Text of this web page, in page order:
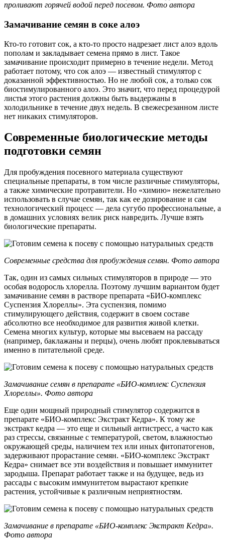
проливают горячей водой перед посевом. Фото автора
Замачивание семян в соке алоэ
Кто-то готовит сок, а кто-то просто надрезает лист алоэ вдоль
пополам и закладывает семена прямо в лист. Такое
замачивание происходит примерно в течение недели. Метод
работает потому, что сок алоэ — известный стимулятор с
доказанной эффективностью. Но не любой сок, а только сок
биостимулированного алоэ. Это значит, что перед процедурой
листья этого растения должны быть выдержаны в
холодильнике в течение двух недель. В свежесрезанном листе
нет никаких стимуляторов.
Современные биологические методы
подготовки семян
Для пробуждения посевного материала существуют
специальные препараты, в том числе различные стимуляторы,
а также химические протравители. Но «химию» нежелательно
использовать в случае семян, так как ее дозирование и сам
технологический процесс — дела сугубо профессиональные, а
в домашних условиях велик риск навредить. Лучше взять
биологические препараты.
Современные средства для пробуждения семян. Фото автора
Так, один из самых сильных стимуляторов в природе — это
особая водоросль хлорелла. Поэтому лучшим вариантом будет
замачивание семян в растворе препарата «БИО-комплекс
Суспензия Хлореллы». Эта суспензия, помимо
стимулирующего действия, содержит в своем составе
абсолютно все необходимое для развития живой клетки.
Семена многих культур, которые мы высеваем на рассаду
(например, баклажаны и перцы), очень любят проклевываться
именно в питательной среде.
Замачивание семян в препарате «БИО-комплекс Суспензия
Хлореллы». Фото автора
Еще один мощный природный стимулятор содержится в
препарате «БИО-комплекс Экстракт Кедра». К тому же
экстракт кедра — это еще и сильный антистресс, а часто как
раз стрессы, связанные с температурой, светом, влажностью
окружающей среды, наличием тех или иных фитопатогенов,
задерживают прорастание семян. «БИО-комплекс Экстракт
Кедра» снимает все эти воздействия и повышает иммунитет
зародыша. Препарат работает также и на будущее, ведь из
рассады с высоким иммунитетом вырастают крепкие
растения, устойчивые к различным неприятностям.
Замачивание в препарате «БИО-комплекс Экстракт Кедра».
Фото автора